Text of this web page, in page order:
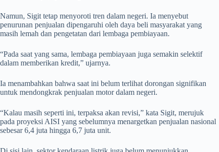
Namun, Sigit tetap menyoroti tren dalam negeri. Ia menyebut
penurunan penjualan dipengaruhi oleh daya beli masyarakat yang
masih lemah dan pengetatan dari lembaga pembiayaan.
“Pada saat yang sama, lembaga pembiayaan juga semakin selektif
dalam memberikan kredit,” ujarnya.
Ia menambahkan bahwa saat ini belum terlihat dorongan signifikan
untuk mendongkrak penjualan motor dalam negeri.
“Kalau masih seperti ini, terpaksa akan revisi,” kata Sigit, merujuk
pada proyeksi AISI yang sebelumnya menargetkan penjualan nasional
sebesar 6,4 juta hingga 6,7 juta unit.